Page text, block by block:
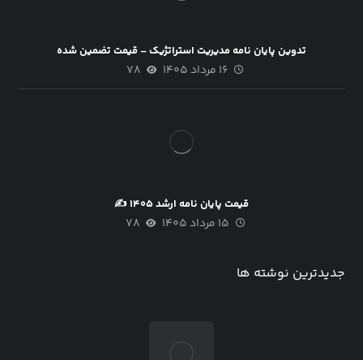
تدوین پایان نامه مدیریت استراتژیک – قیمت تضمین شده
۱۶ مرداد ۱۴۰۵ ۷۸
قیمت پایان نامه ارشد ۱۴۰۵ ✍
۱۵ مرداد ۱۴۰۵ ۷۸
جدیدترین نوشته ها